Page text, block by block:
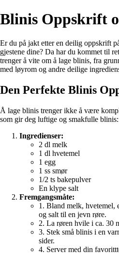
Blinis Oppskrift
Er du på jakt etter en deilig oppskrift
gjestene dine? Da har du kommet til
trenger å vite om å lage blinis, fra
med løyrom og andre deilige
Den Perfekte Blinis
Å lage blinis trenger ikke å være
som gir deg luftige og smakfulle blinis:
Ingredienser:
2 dl melk
1 dl hvetemel
1 egg
1 ss smør
1/2 ts bakepulver
En klype salt
Fremgangsmåte:
1. Bland melk, hvetemel,
og salt til en jevn røre.
2. La røren hvile i ca. 30
3. Stek små blinis i en
sider.
4. Server med din